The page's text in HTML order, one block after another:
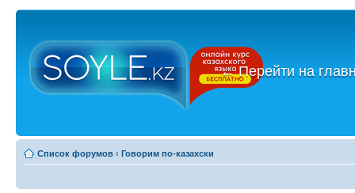
←Перейти на
Список форумов ‹ Говорим по-казахски